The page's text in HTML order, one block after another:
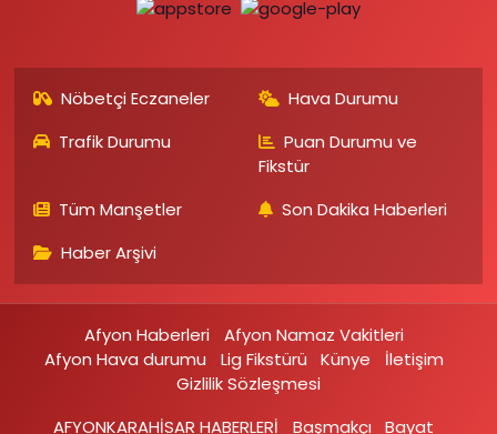
Nöbetçi Eczaneler
Hava Durumu
Trafik Durumu
Puan Durumu ve
Fikstür
Tüm Manşetler
Son Dakika Haberleri
Haber Arşivi
Afyon Haberleri
Afyon Namaz Vakitleri
Afyon Hava durumu
Lig Fikstürü Künye
İletişim
Gizlilik Sözleşmesi
AFYONKARAHİSAR HABERLERİ
Başmakçı Bayat